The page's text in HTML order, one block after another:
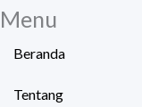
Menu
Beranda
Tentang